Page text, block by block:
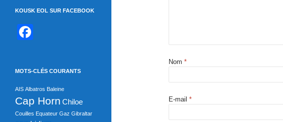
Nom *
E-mail *
KOUSK EOL SUR FACEBOOK
b
o
MOTS-CLÉS COURANTS
AIS Albatros Baleine
Cap Horn Chiloe
Couilles Equateur Gaz Gibraltar